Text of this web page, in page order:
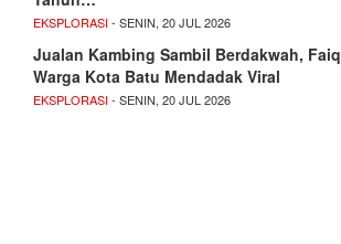
EKSPLORASI- SENIN, 20 JUL 2026
Jualan Kambing Sambil Berdakwah, Faiq
Warga Kota Batu Mendadak Viral
EKSPLORASI- SENIN, 20 JUL 2026